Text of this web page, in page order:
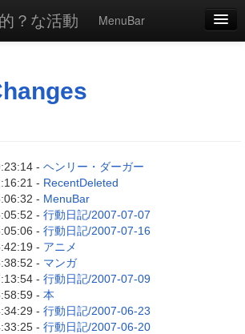
？な活動
MenuBar
- ヘンリー・ダーガー
- RecentDeleted
- MenuBar
- 行動日記/2007-07-07
- 行動日記/2007-07-16
- アニメ
- マンガ
- 行動日記/2007-07-09
- 本
- 行動日記/2007-06-23
- 行動日記/2007-06-20